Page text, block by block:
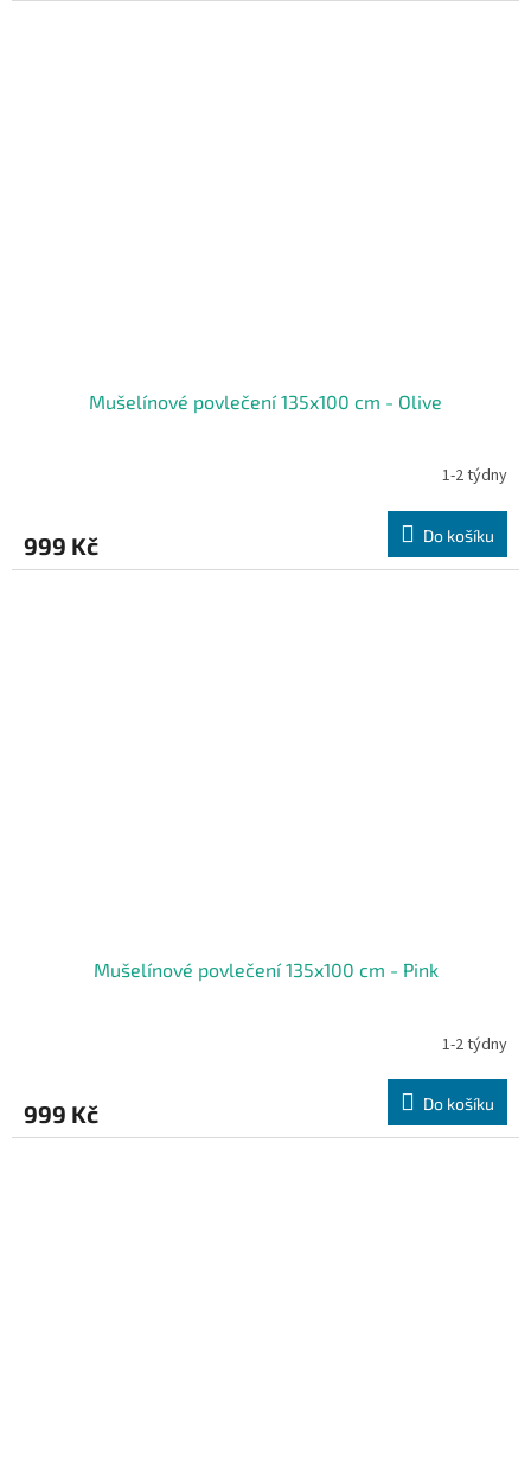
Mušelínové povlečení 135x100 cm - Olive
1-2 týdny
999 Kč Do košíku
Mušelínové povlečení 135x100 cm - Pink
1-2 týdny
999 Kč Do košíku